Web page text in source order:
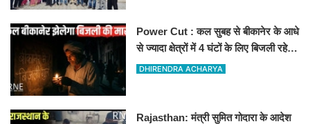
Power Cut : कल सुबह से बीकानेर के आधे
से ज्यादा क्षेत्रों में 4 घंटों के लिए बिजली रहेगी
गुल
DHIRENDRA ACHARYA
Rajasthan: मंत्री सुमित गोदारा के आदेश